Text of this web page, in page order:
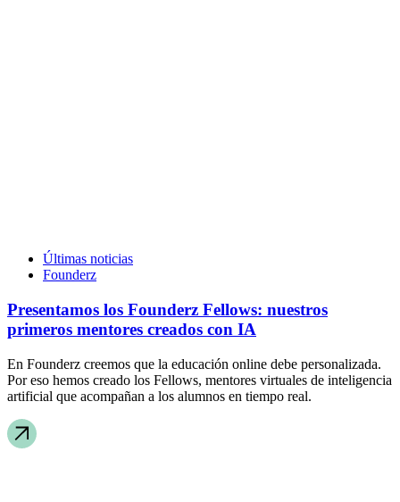
Últimas noticias
Founderz
Presentamos los Founderz Fellows: nuestros
primeros mentores creados con IA
En Founderz creemos que la educación online debe personalizada.
Por eso hemos creado los Fellows, mentores virtuales de inteligencia
artificial que acompañan a los alumnos en tiempo real.